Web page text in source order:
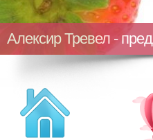
Алексир Тревел -